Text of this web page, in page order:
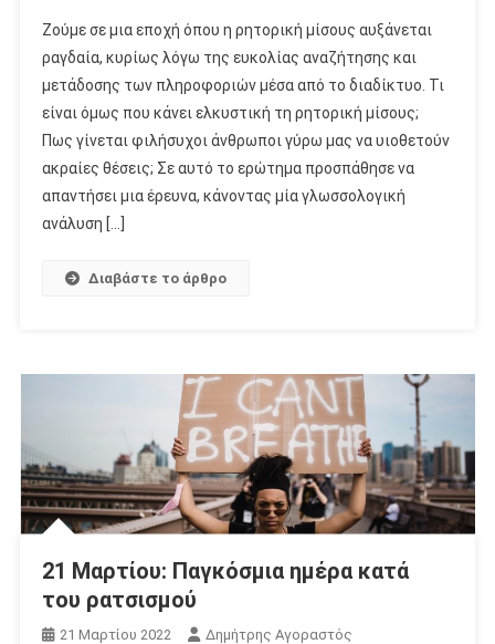
Ζούμε σε μια εποχή όπου η ρητορική μίσους αυξάνεται
ραγδαία, κυρίως λόγω της ευκολίας αναζήτησης και
μετάδοσης των πληροφοριών μέσα από το διαδίκτυο. Τι
είναι όμως που κάνει ελκυστική τη ρητορική μίσους;
Πως γίνεται φιλήσυχοι άνθρωποι γύρω μας να υιοθετούν
ακραίες θέσεις; Σε αυτό το ερώτημα προσπάθησε να
απαντήσει μια έρευνα, κάνοντας μία γλωσσολογική
ανάλυση […]
Διαβάστε το άρθρο
21 Μαρτίου: Παγκόσμια ημέρα κατά
του ρατσισμού
21 Μαρτίου 2022 Δημήτρης Αγοραστός